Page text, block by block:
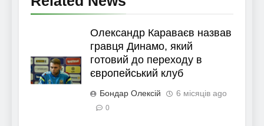
Олександр Караваєв назвав
гравця Динамо, який
готовий до переходу в
європейський клуб
Бондар Олексій 6 місяців ago
0